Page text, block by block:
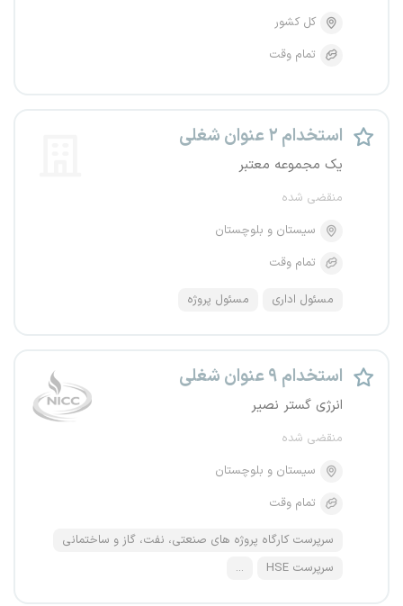
کل کشور
تمام وقت
استخدام ۲ عنوان شغلی
یک مجموعه معتبر
منقضی شده
سیستان و بلوچستان
تمام وقت
مسئول اداری مسئول پروژه
استخدام ۹ عنوان شغلی
انرژی گستر نصیر
منقضی شده
سیستان و بلوچستان
تمام وقت
سرپرست کارگاه پروژه های صنعتی، نفت، گاز و ساختمانی
سرپرست HSE
...